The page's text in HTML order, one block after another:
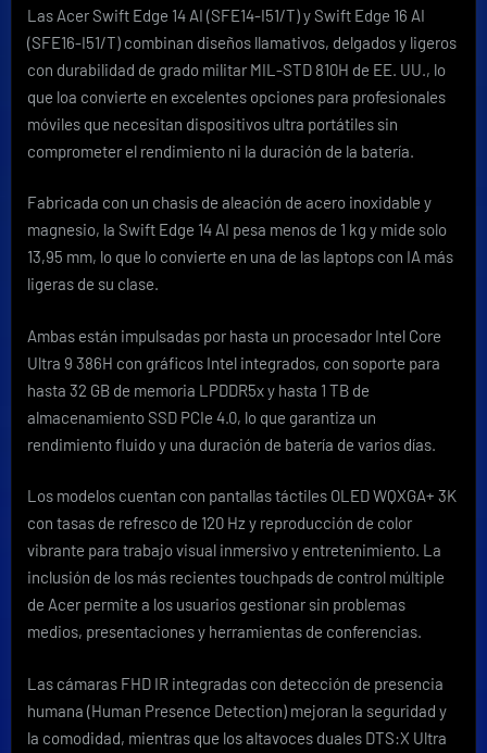
Las Acer Swift Edge 14 AI (SFE14-I51/T) y Swift Edge 16 AI
(SFE16-I51/T) combinan diseños llamativos, delgados y ligeros
con durabilidad de grado militar MIL-STD 810H de EE. UU., lo
que loa convierte en excelentes opciones para profesionales
móviles que necesitan dispositivos ultra portátiles sin
comprometer el rendimiento ni la duración de la batería.
Fabricada con un chasis de aleación de acero inoxidable y
magnesio, la Swift Edge 14 AI pesa menos de 1 kg y mide solo
13,95 mm, lo que lo convierte en una de las laptops con IA más
ligeras de su clase.
Ambas están impulsadas por hasta un procesador Intel Core
Ultra 9 386H con gráficos Intel integrados, con soporte para
hasta 32 GB de memoria LPDDR5x y hasta 1 TB de
almacenamiento SSD PCIe 4.0, lo que garantiza un
rendimiento fluido y una duración de batería de varios días.
Los modelos cuentan con pantallas táctiles OLED WQXGA+ 3K
con tasas de refresco de 120 Hz y reproducción de color
vibrante para trabajo visual inmersivo y entretenimiento. La
inclusión de los más recientes touchpads de control múltiple
de Acer permite a los usuarios gestionar sin problemas
medios, presentaciones y herramientas de conferencias.
Las cámaras FHD IR integradas con detección de presencia
humana (Human Presence Detection) mejoran la seguridad y
la comodidad, mientras que los altavoces duales DTS:X Ultra